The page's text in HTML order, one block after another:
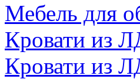
Мебель для
Кровати из
Кровати из